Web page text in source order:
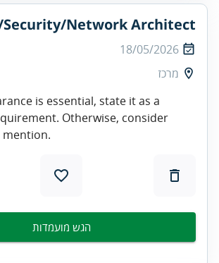
Security/Network Architect
18/05/2026
מרכז
is essential, state it as a
Otherwise, consider
הגש מועמדות